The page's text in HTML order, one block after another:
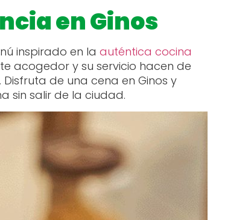
en Ginos
inspirado en la auténtica cocina
acogedor y su servicio hacen de
de una cena en Ginos y
sin salir de la ciudad.